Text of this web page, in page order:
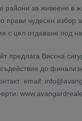
райони за живеене в
прави чудесен избор
с цел отдаване под
предлага Висока
до
email: